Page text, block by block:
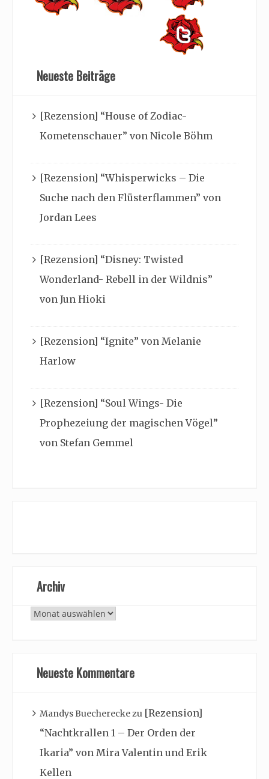
Neueste Beiträge
[Rezension] “House of Zodiac-
Kometenschauer” von Nicole Böhm
[Rezension] “Whisperwicks – Die
Suche nach den Flüsterflammen” von
Jordan Lees
[Rezension] “Disney: Twisted
Wonderland- Rebell in der Wildnis”
von Jun Hioki
[Rezension] “Ignite” von Melanie
Harlow
[Rezension] “Soul Wings- Die
Prophezeiung der magischen Vögel”
von Stefan Gemmel
Archiv
Archiv
Neueste Kommentare
Mandys Buechereckezu [Rezension]
“Nachtkrallen 1 – Der Orden der
Ikaria” von Mira Valentin und Erik
Kellen